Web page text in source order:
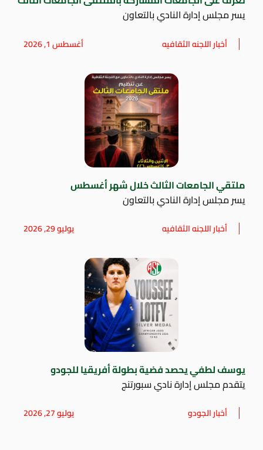
يسر مجلس إدارة النادي بالتعاون
أخبار اللجنه الثقافيه أغسطس 1, 2026
ملتقي الجامعات الثالث خلال شهر أغسطس
يسر مجلس إدارة النادي بالتعاون
أخبار اللجنه الثقافيه يوليو 29, 2026
يوسف لطفي يحصد فضية بطولة أفريقيا للجودو
يتقدم مجلس إدارة نادي سبورتنج
أخبار الجودو يوليو 27, 2026